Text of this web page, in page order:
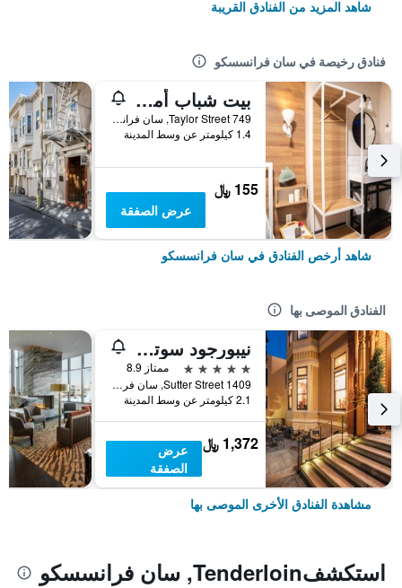
شاهد المزيد من الفنادق القريبة
فنادق رخيصة في سان فرانسسكو
بيت شباب أمستردام
749 Taylor Street, سان فرانسسكو, CA, الولايات المتحدة الأميريكية
1.4 كيلومتر عن وسط المدينة
155 ﷼
عرض الصفقة
شاهد أرخص الفنادق في سان فرانسسكو
الفنادق الموصى بها
نيبورجود سوتر مانشن
5 نجوم
ممتاز 8.9
1409 Sutter Street, سان فرانسسكو, CA, الولايات المتحدة الأميريكية
2.1 كيلومتر عن وسط المدينة
1,372 ﷼
عرض
الصفقة
مشاهدة الفنادق الأخرى الموصى بها
استكشفTenderloin, سان فرانسسكو